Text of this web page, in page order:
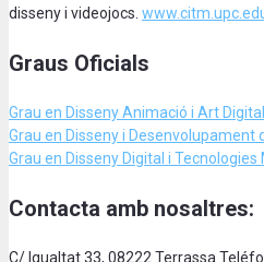
disseny i videojocs.
Graus Oficials
Grau en Disseny Animació i Art Digital
Grau en Disseny i Desenvolupament
Grau en Disseny Digital i
Contacta amb nosaltres:
C/ Igualtat 33, 08222 Terrassa